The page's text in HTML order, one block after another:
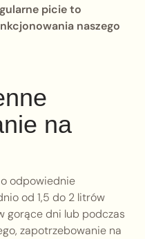
picie to
naszego
na
odpowiednie
od 1,5 do 2 litrów
gorące dni lub podczas
zapotrzebowanie na